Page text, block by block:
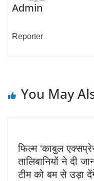
Admin
Reporter
You May
फिल्म ‘काबुल
तालिबानियों ने दी
टीम को बम से उड़ा